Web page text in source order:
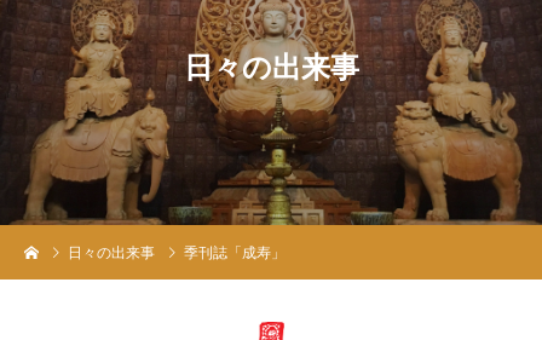
日々の出来事
日々の出来事 季刊誌「成寿」